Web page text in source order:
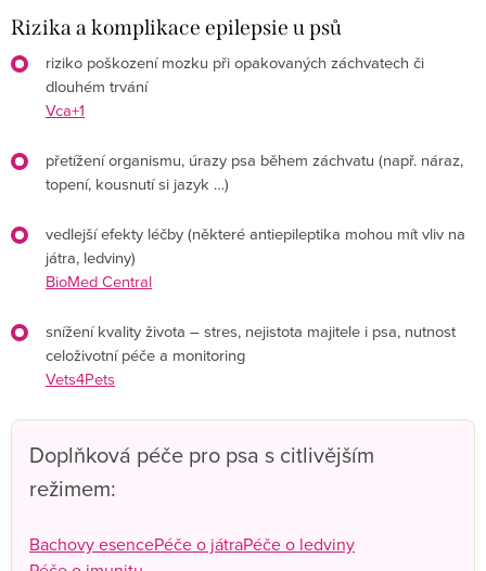
Rizika a komplikace epilepsie u psů
riziko poškození mozku při opakovaných záchvatech či
dlouhém trvání
Vca+1
přetížení organismu, úrazy psa během záchvatu (např. náraz,
topení, kousnutí si jazyk …)
vedlejší efekty léčby (některé antiepileptika mohou mít vliv na
játra, ledviny)
BioMed Central
snížení kvality života – stres, nejistota majitele i psa, nutnost
celoživotní péče a monitoring
Vets4Pets
Doplňková péče pro psa s citlivějším
režimem:
Bachovy esencePéče o játraPéče o ledviny